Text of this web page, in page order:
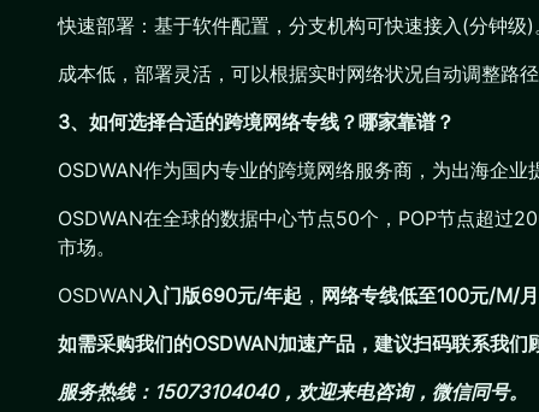
快速部署：基于软件配置，分支机构可快速接入(分钟级)
成本低，部署灵活，可以根据实时网络状况自动调整路
3、如何选择合适的跨境网络专线？哪家靠谱？
OSDWAN作为国内专业的跨境网络服务商，为出海企
OSDWAN在全球的数据中心节点50个，POP节点超过
市场。
OSDWAN入门版690元/年起 ， 网络专线低至100元/M/
如需采购我们的OSDWAN加速产品，建议扫码联系我
服务热线：15073104040，欢迎来电咨询，微信同号。